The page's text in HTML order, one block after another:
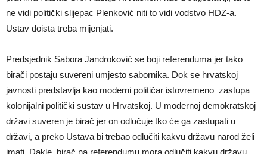
ne vidi politički slijepac Plenković niti to vidi vodstvo HDZ-a.
Ustav doista treba mijenjati.
Predsjednik Sabora Jandroković se boji referenduma jer tako
birači postaju suvereni umjesto sabornika. Dok se hrvatskoj
javnosti predstavlja kao moderni političar istovremeno zastupa
kolonijalni politički sustav u Hrvatskoj. U modernoj demokratskoj
državi suveren je birač jer on odlučuje tko će ga zastupati u
državi, a preko Ustava bi trebao odlučiti kakvu državu narod želi
imati. Dakle, birač na referendumu mora odlučiti kakvu državu